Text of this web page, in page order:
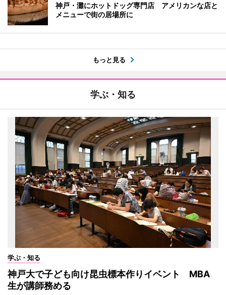
神戸・灘にホットドッグ専門店 アメリカンな店と
メニューで街の居場所に
もっと見る
学ぶ・知る
学ぶ・知る
神戸大で子ども向け昆虫標本作りイベント MBA
生が講師務める